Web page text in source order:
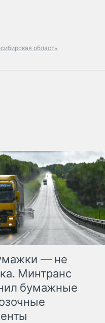
область
— не
Минтранс
бумажные